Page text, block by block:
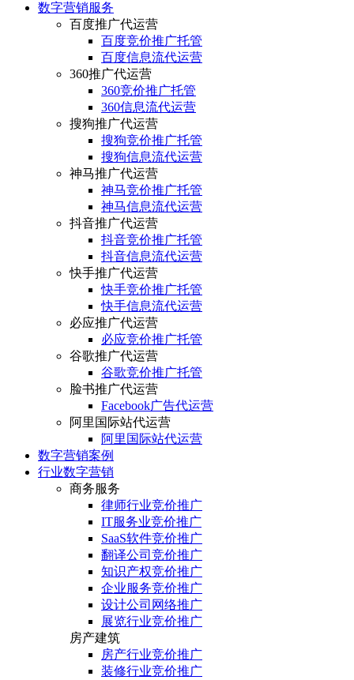
数字营销服务
百度推广代运营
百度竞价推广托管
百度信息流代运营
360推广代运营
360竞价推广托管
360信息流代运营
搜狗推广代运营
搜狗竞价推广托管
搜狗信息流代运营
神马推广代运营
神马竞价推广托管
神马信息流代运营
抖音推广代运营
抖音竞价推广托管
抖音信息流代运营
快手推广代运营
快手竞价推广托管
快手信息流代运营
必应推广代运营
必应竞价推广托管
谷歌推广代运营
谷歌竞价推广托管
脸书推广代运营
Facebook广告代运营
阿里国际站代运营
阿里国际站代运营
数字营销案例
行业数字营销
商务服务
律师行业竞价推广
IT服务业竞价推广
SaaS软件竞价推广
翻译公司竞价推广
知识产权竞价推广
企业服务竞价推广
设计公司网络推广
展览行业竞价推广
房产建筑
房产行业竞价推广
装修行业竞价推广